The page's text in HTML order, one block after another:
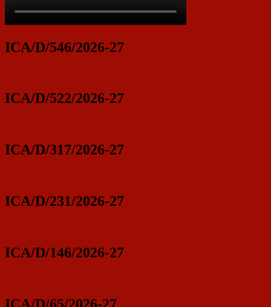
ICA/D/546/2026-27
ICA/D/522/2026-27
ICA/D/317/2026-27
ICA/D/231/2026-27
ICA/D/146/2026-27
ICA/D/65/2026-27